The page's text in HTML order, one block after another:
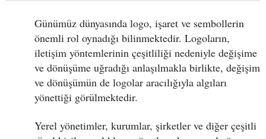
Günümüz dünyasında logo, işaret ve sembollerin
önemli rol oynadığı bilinmektedir. Logoların,
iletişim yöntemlerinin çeşitliliği nedeniyle değişime
ve dönüşüme uğradığı anlaşılmakla birlikte, değişim
ve dönüşümün de logolar aracılığıyla algıları
yönettiği görülmektedir.
Yerel yönetimler, kurumlar, şirketler ve diğer çeşitli